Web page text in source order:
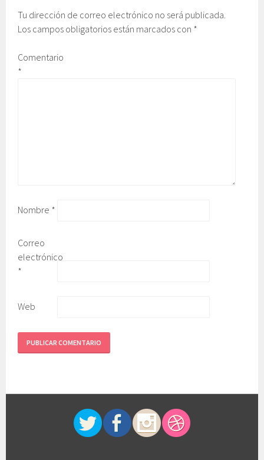
Tu dirección de correo electrónico no será publicada.
Los campos obligatorios están marcados con *
Comentario
*
Nombre *
Correo
electrónico
*
Web